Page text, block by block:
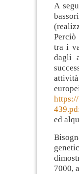
A
tra i
dagli
ed
7000,